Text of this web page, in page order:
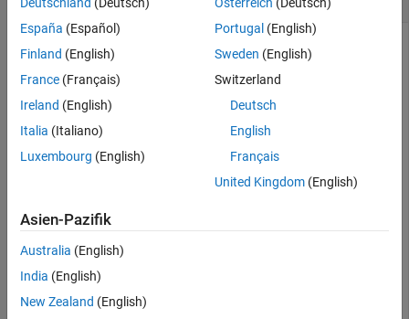
b = birdcage;
b.FeedLocations = getLowPassLocs(b)
b =
  birdcage with properties:
       CoilRadius: 0.4000
       CoilHeight: 0.0400
       RungHeight: 0.4600
     ShieldRadius: 0
     ShieldHeight: 0
    FeedLocations: [16×3 double]
España (Español)
Finland (English)
France (Français)
Ireland (English)
Italia (Italiano)
Luxembourg (English)
Portugal (English)
Sweden (English)
Switzerland
Deutsch
English
Français
United Kingdom(English)
Asien-Pazifik
Australia (English)
India (English)
New Zealand (English)